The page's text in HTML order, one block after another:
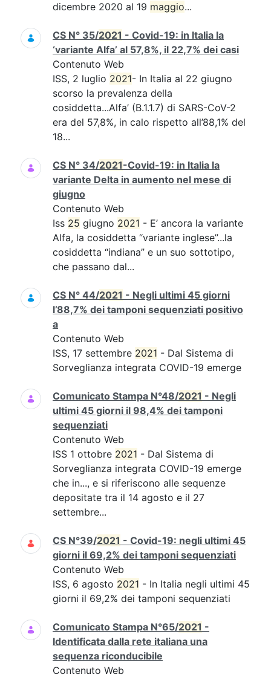
dicembre 2020 al 19 maggio...
CS N° 35/2021 - Covid-19: in Italia la
‘variante Alfa’ al 57,8%, il 22,7% dei casi
Contenuto Web
ISS, 2 luglio 2021- In Italia al 22 giugno
scorso la prevalenza della
cosiddetta...Alfa’ (B.1.1.7) di SARS-CoV-2
era del 57,8%, in calo rispetto all’88,1% del
18...
CS N° 34/2021-Covid-19: in Italia la
variante Delta in aumento nel mese di
giugno
Contenuto Web
Iss 25 giugno 2021 - E’ ancora la variante
Alfa, la cosiddetta “variante inglese”...la
cosiddetta “indiana” e un suo sottotipo,
che passano dal...
CS N° 44/2021 - Negli ultimi 45 giorni
l’88,7% dei tamponi sequenziati positivo
a
Contenuto Web
ISS, 17 settembre 2021 - Dal Sistema di
Sorveglianza integrata COVID-19 emerge
Comunicato Stampa N°48/2021 - Negli
ultimi 45 giorni il 98,4% dei tamponi
sequenziati
Contenuto Web
ISS 1 ottobre 2021 - Dal Sistema di
Sorveglianza integrata COVID-19 emerge
che in..., e si riferiscono alle sequenze
depositate tra il 14 agosto e il 27
settembre...
CS N°39/2021 - Covid-19: negli ultimi 45
giorni il 69,2% dei tamponi sequenziati
Contenuto Web
ISS, 6 agosto 2021 - In Italia negli ultimi 45
giorni il 69,2% dei tamponi sequenziati
Comunicato Stampa N°65/2021 -
Identificata dalla rete italiana una
sequenza riconducibile
Contenuto Web